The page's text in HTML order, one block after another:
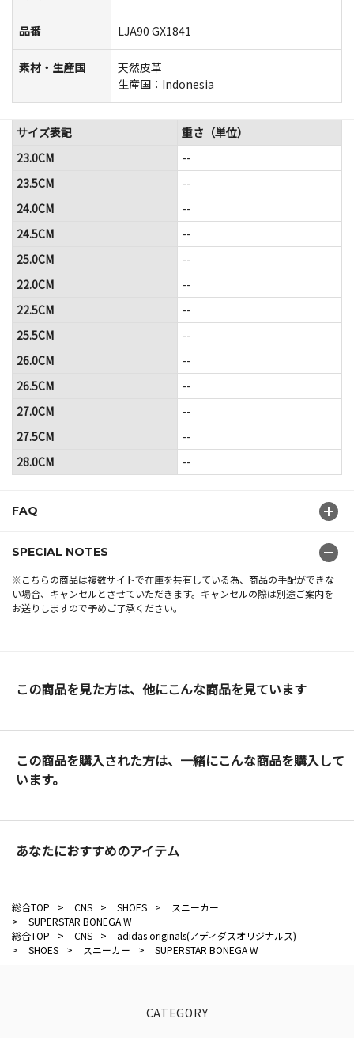
品番 LJA90 GX1841
素材・生産国
天然皮革
生産国：Indonesia
FAQ
SPECIAL NOTES
※こちらの商品は複数サイトで在庫を共有している為、商品の手配ができな
い場合、キャンセルとさせていただきます。キャンセルの際は別途ご案内を
お送りしますので予めご了承ください。
サイズ表記
重さ（単位）
23.0CM
--
23.5CM
--
24.0CM
--
24.5CM
--
25.0CM
--
22.0CM
--
22.5CM
--
25.5CM
--
26.0CM
--
26.5CM
--
27.0CM
--
27.5CM
--
28.0CM
--
この商品を見た方は、他にこんな商品を見ています
この商品を購入された方は、一緒にこんな商品を購入して
います。
あなたにおすすめのアイテム
総合TOP > CNS > SHOES >
スニーカー
>
SUPERSTAR BONEGA W
総合TOP
> CNS >
adidas originals(アディダスオリジナルス)
>
SHOES > スニーカー > SUPERSTAR BONEGA W
CATEGORY